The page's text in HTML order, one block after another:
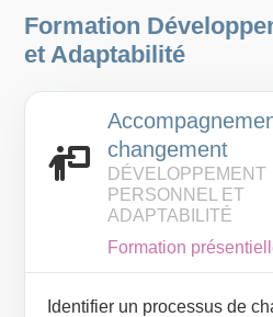
Formation
et Adaptabilité
changement
DÉVELOPPEMENT
PERSONNEL ET
ADAPTABILITÉ
Formation
Identifier un processus de